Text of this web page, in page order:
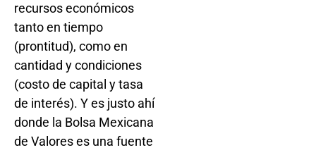
recursos económicos
tanto en tiempo
(prontitud), como en
cantidad y condiciones
(costo de capital y tasa
de interés). Y es justo ahí
donde la Bolsa Mexicana
de Valores es una fuente